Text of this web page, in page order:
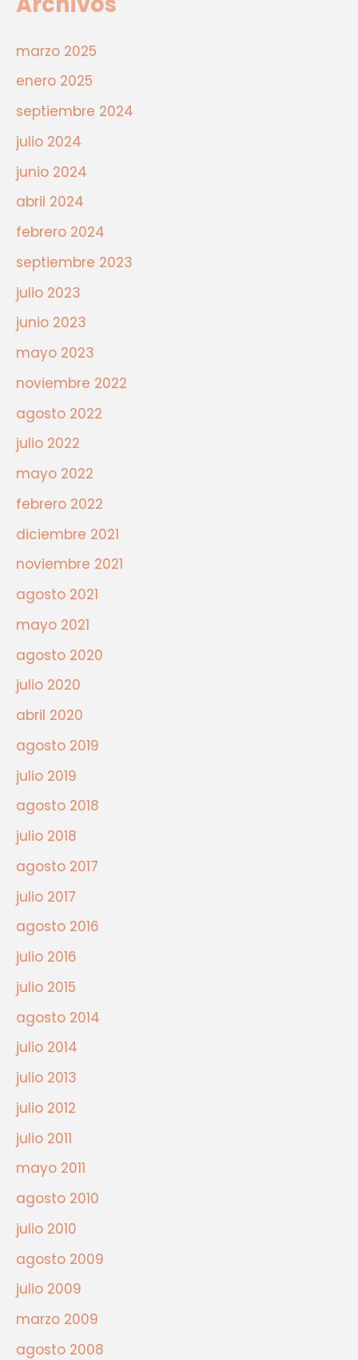
marzo 2025
enero 2025
septiembre 2024
julio 2024
junio 2024
abril 2024
febrero 2024
septiembre 2023
julio 2023
junio 2023
mayo 2023
noviembre 2022
agosto 2022
julio 2022
mayo 2022
febrero 2022
diciembre 2021
noviembre 2021
agosto 2021
mayo 2021
agosto 2020
julio 2020
abril 2020
agosto 2019
julio 2019
agosto 2018
julio 2018
agosto 2017
julio 2017
agosto 2016
julio 2016
julio 2015
agosto 2014
julio 2014
julio 2013
julio 2012
julio 2011
mayo 2011
agosto 2010
julio 2010
agosto 2009
julio 2009
marzo 2009
agosto 2008